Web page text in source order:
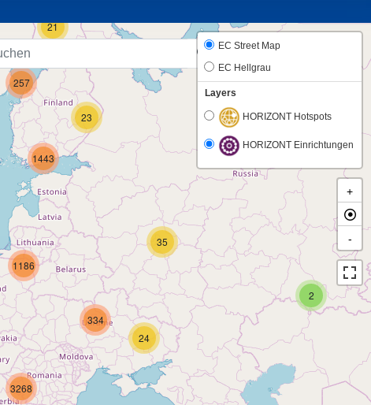
2
24
334
35
21
23
257
1186
1443
3268
EC Street Map
EC Hellgrau
Layers
HORIZONT Hotspots
HORIZONT Einrichtungen
+
-